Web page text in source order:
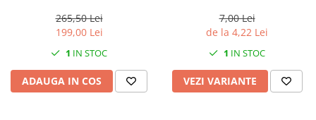
280 ml, telescop 65 cm
265,50 Lei
199,00 Lei
1 IN STOC
ADAUGA IN COS
7,00 Lei
de la 4,22 Lei
1 IN STOC
VEZI VARIANTE